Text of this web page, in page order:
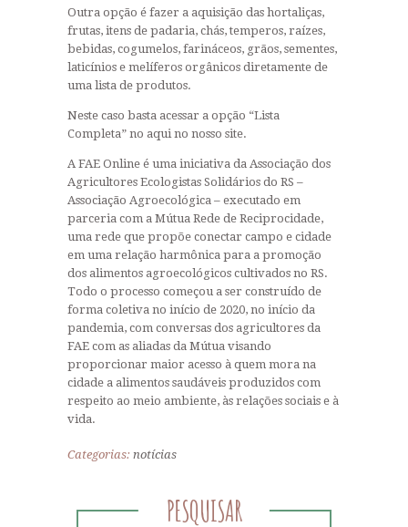
Outra opção é fazer a aquisição das hortaliças,
frutas, itens de padaria, chás, temperos, raízes,
bebidas, cogumelos, farináceos, grãos, sementes,
laticínios e melíferos orgânicos diretamente de
uma lista de produtos.
Neste caso basta acessar a opção “Lista
Completa” no aqui no nosso site.
A FAE Online é uma iniciativa da Associação dos
Agricultores Ecologistas Solidários do RS –
Associação Agroecológica – executado em
parceria com a Mútua Rede de Reciprocidade,
uma rede que propõe conectar campo e cidade
em uma relação harmônica para a promoção
dos alimentos agroecológicos cultivados no RS.
Todo o processo começou a ser construído de
forma coletiva no início de 2020, no início da
pandemia, com conversas dos agricultores da
FAE com as aliadas da Mútua visando
proporcionar maior acesso à quem mora na
cidade a alimentos saudáveis produzidos com
respeito ao meio ambiente, às relações sociais e à
vida.
Categorias: notícias
PESQUISAR